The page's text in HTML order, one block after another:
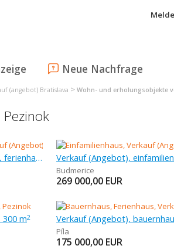
Neue Nachfrage
(angebot) Bratislava > Wohn- und erholungsobjekte
Verkauf (Angebot), bauernhaus, ferienhaus, 90 m Verkauf (Angebot),
Budmerice
269 000,00 EUR
m2
Píla
175 000,00 EUR